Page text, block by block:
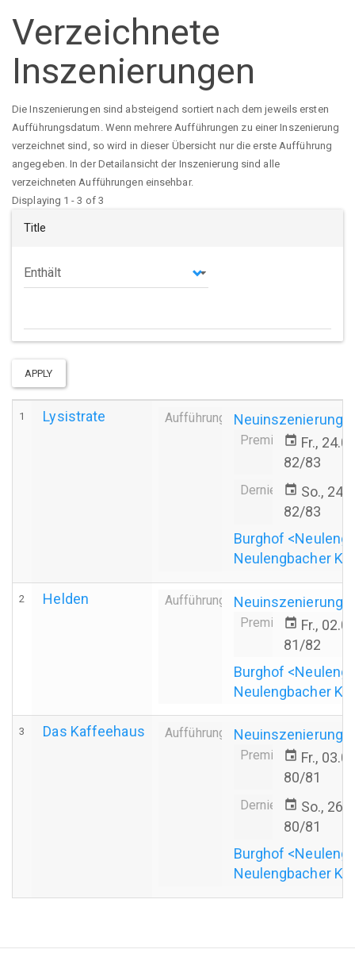
Verzeichnete
Inszenierungen
Die Inszenierungen sind absteigend sortiert nach dem jeweils ersten
Aufführungsdatum. Wenn mehrere Aufführungen zu einer Inszenierung
verzeichnet sind, so wird in dieser Übersicht nur die erste Aufführung
angegeben. In der Detailansicht der Inszenierung sind alle
verzeichneten Aufführungen einsehbar.
Displaying 1 - 3 of 3
Title
Operator
APPLY
1 Lysistrate Aufführung Neuinszenierung
Premiereevent Fr.,
82/83
Derniereevent So.,
82/83
Burghof
Neulengbacher
2 Helden Aufführung Neuinszenierung
Premiereevent Fr.,
81/82
Burghof
Neulengbacher
3 Das Kaffeehaus Aufführung Neuinszenierung
Premiereevent Fr.,
80/81
Derniereevent So.,
80/81
Burghof
Neulengbacher